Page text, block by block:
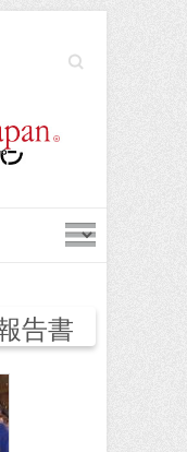
Search
告書